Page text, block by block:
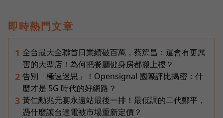
即時熱門文章
1 全台最大全聯首日業績破百萬，蔡篤昌：還會有更厲
害的大型店！為何把餐廳健身房都搬上樓？
2 告別「極速迷思」！Opensignal 國際評比揭密：什
麼才是 5G 時代的好網路？
3 黃仁勳兆元宴永遠站最後一排！最低調的二代鄭平，
憑什麼讓台達電被市場重新定價？